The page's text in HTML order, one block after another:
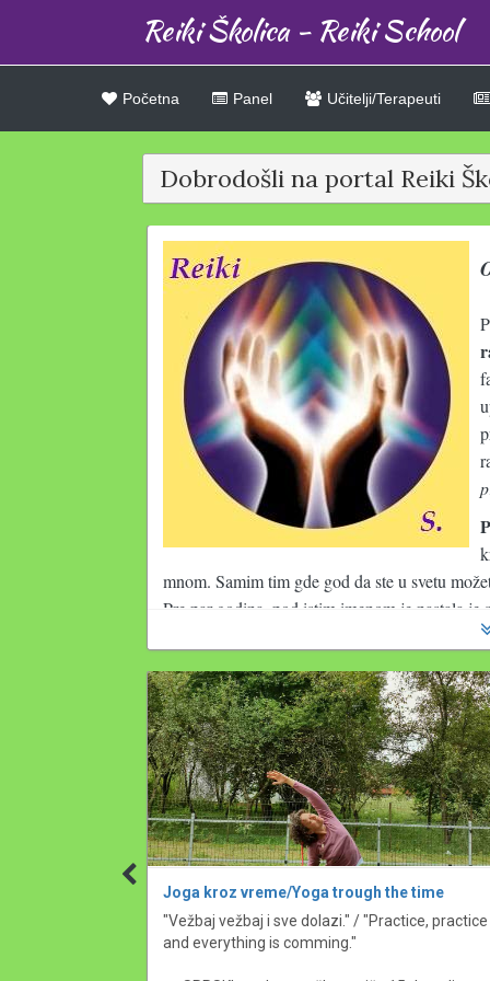
Reiki Školica - Reiki School
Početna Panel Učitelji/Terapeuti
Dobrodošli na portal Reiki
mnom. Samim tim gde god da ste u svetu
Pre par godina, pod istim imenom je nastala je
Registracija na portal ima za cilj da svi
informacije koje su potrebne vezano za
održavati u budućnosti. Svaki korisnik pri
radi i sve konsultacije se vode na jednom
registrovani na portalu, samim tim često se
ono što je u pisanoj formi može se pročitati
obavezi da čuva mejlove i poruke po
korisniku portala dostupan je karton,
učenicima što putem mejla što putem
inostranstvu, pa se tu nadje i neka
kartona klijenata,  vodjenje finasija,
Joga kroz vreme/Yoga trough the time
"Vežbaj vežbaj i sve dolazi." / "Practice, practice
and everything is comming."